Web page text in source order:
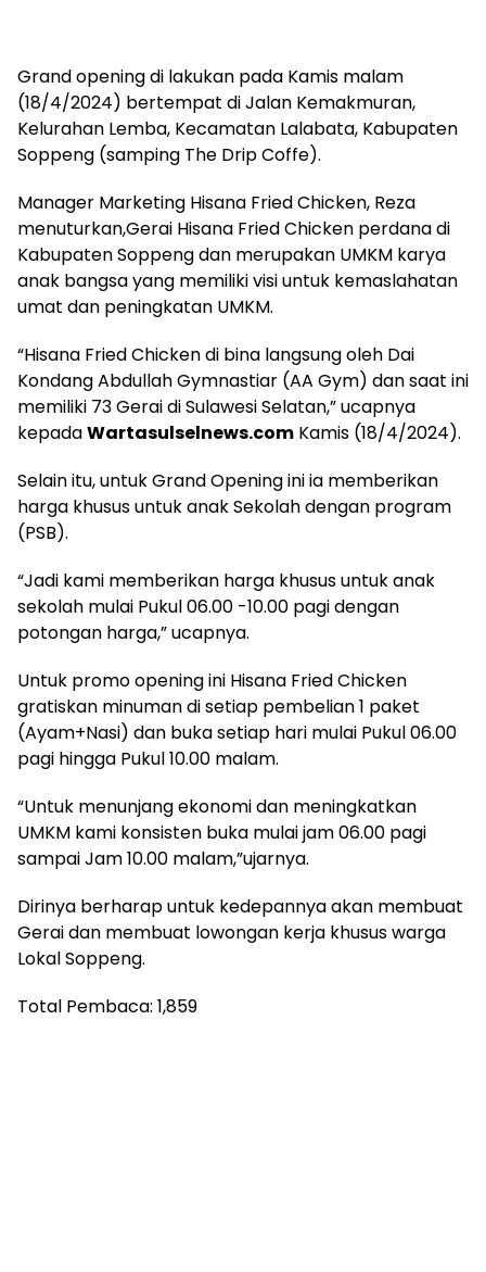
Grand opening di lakukan pada Kamis malam
(18/4/2024) bertempat di Jalan Kemakmuran,
Kelurahan Lemba, Kecamatan Lalabata, Kabupaten
Soppeng (samping The Drip Coffe).
Manager Marketing Hisana Fried Chicken, Reza
menuturkan,Gerai Hisana Fried Chicken perdana di
Kabupaten Soppeng dan merupakan UMKM karya
anak bangsa yang memiliki visi untuk kemaslahatan
umat dan peningkatan UMKM.
“Hisana Fried Chicken di bina langsung oleh Dai
Kondang Abdullah Gymnastiar (AA Gym) dan saat ini
memiliki 73 Gerai di Sulawesi Selatan,” ucapnya
kepadaWartasulselnews.comKamis (18/4/2024).
Selain itu, untuk Grand Opening ini ia memberikan
harga khusus untuk anak Sekolah dengan program
(PSB).
“Jadi kami memberikan harga khusus untuk anak
sekolah mulai Pukul 06.00 -10.00 pagi dengan
potongan harga,” ucapnya.
Untuk promo opening ini Hisana Fried Chicken
gratiskan minuman di setiap pembelian 1 paket
(Ayam+Nasi) dan buka setiap hari mulai Pukul 06.00
pagi hingga Pukul 10.00 malam.
“Untuk menunjang ekonomi dan meningkatkan
UMKM kami konsisten buka mulai jam 06.00 pagi
sampai Jam 10.00 malam,”ujarnya.
Dirinya berharap untuk kedepannya akan membuat
Gerai dan membuat lowongan kerja khusus warga
Lokal Soppeng.